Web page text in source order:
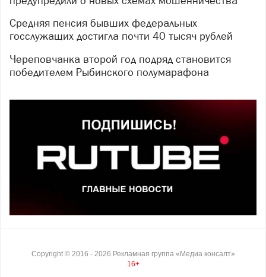
Средняя пенсия бывших федеральных
госслужащих достигла почти 40 тысяч рублей
Череповчанка второй год подряд становится
победителем Рыбинского полумарафона
Copyright © 2016 - 2026 Рекламная группа «Медиа консалт»
16+